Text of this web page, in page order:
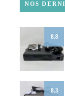
NOS
8.8
8.3